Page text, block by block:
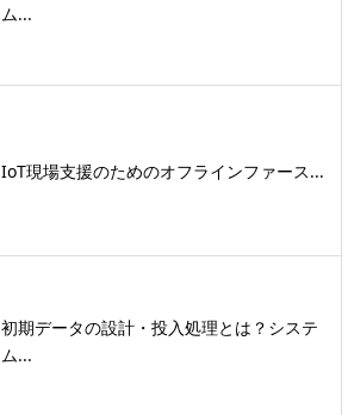
ム...
IoT現場支援のためのオフラインファース...
初期データの設計・投入処理とは？システ
ム...